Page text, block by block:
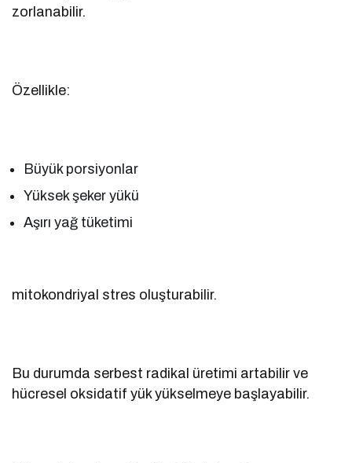
zorlanabilir.
Özellikle:
Büyük porsiyonlar
Yüksek şeker yükü
Aşırı yağ tüketimi
mitokondriyal stres oluşturabilir.
Bu durumda serbest radikal üretimi artabilir ve
hücresel oksidatif yük yükselmeye başlayabilir.